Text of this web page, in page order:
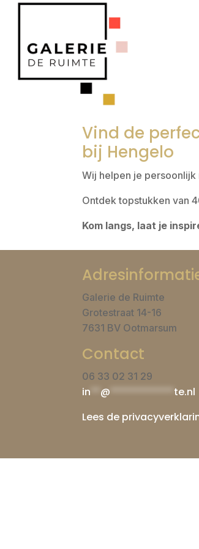
Vind de
bij Hengelo
Wij helpen je
Ontdek topstukken van
Kom langs, laat je
Galerie de Ruimte
Grotestraat 14-16
7631 BV Ootmarsum
Contact
06 33 02 31 29
in @
te.nl
Lees de